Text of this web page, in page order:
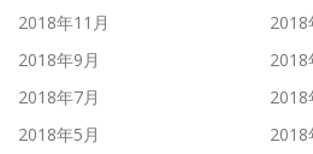
2018年11月
2018
2018年9月
2018
2018年7月
2018
2018年5月
2018